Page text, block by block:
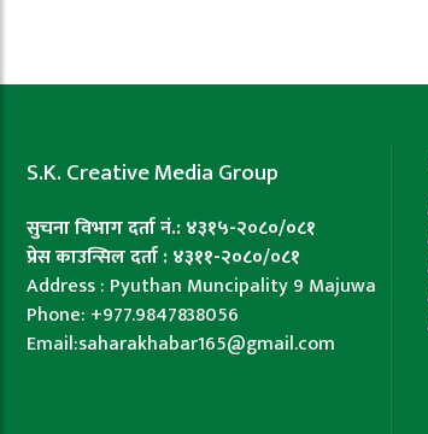
S.K. Creative Media Group
सुचना विभाग दर्ता नं.: ४३१५-२०८०/०८१
प्रेस काउन्सिल दर्ता : ४३११-२०८०/०८१
Address : Pyuthan Muncipality 9 Majuwa
Phone: +977.9847838056
Email:saharakhabar165@gmail.com